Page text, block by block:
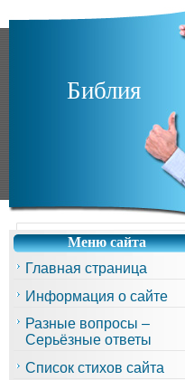
Библия
Меню сайта
Главная страница
Информация о сайте
Разные вопросы –
Серьёзные ответы
Список стихов сайта